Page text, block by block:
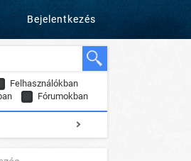
Bejelentkezés
Felhasználókban
Fórumokban